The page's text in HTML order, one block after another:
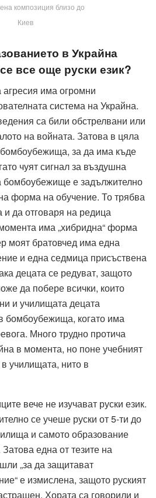
композиция близо до
Киев
в Украйна
все още руски език?
агресия има огромни
система на Украйна.
са били обстрелвани или
на войната. Затова в цяла
за да има къде
чуят сигнал за въздушна
бомбоубежище е задължително
форма на обучение. То трябва
да отговаря на редица
има „хибридна“ форма
моят братовчед има една
и една седмица присъствена
децата се редуват, защото
да побере всички, които
и училищата децата
бомбоубежища, когато има
Много трудно протича
в момента, но поне учебният
училищата, нито в
вече не изучават руски език.
се учеше руски от 5-ти до
и самото образование
една от тезите на
„за да защитават
е измислена, защото руският
Хората са говорили и